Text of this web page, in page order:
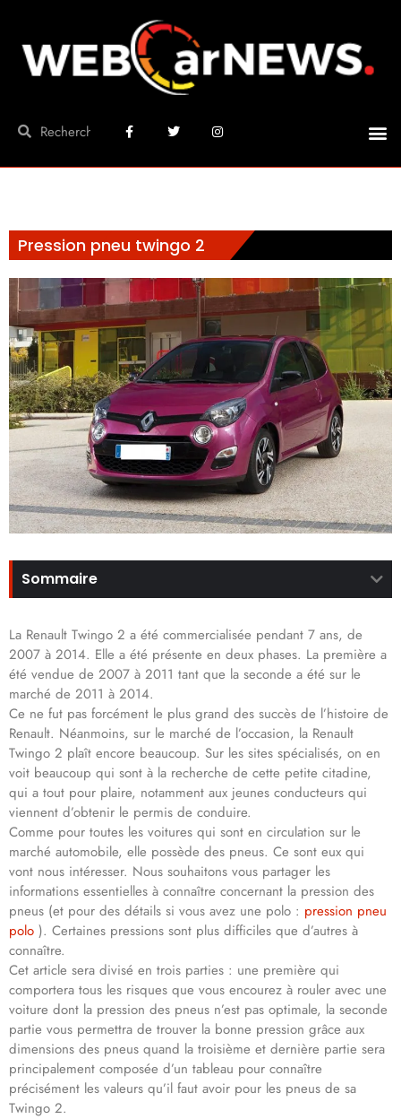
Pression pneu twingo 2
Sommaire
La Renault Twingo 2 a été commercialisée pendant 7 ans, de
2007 à 2014. Elle a été présente en deux phases. La première a
été vendue de 2007 à 2011 tant que la seconde a été sur le
marché de 2011 à 2014.
Ce ne fut pas forcément le plus grand des succès de l’histoire de
Renault. Néanmoins, sur le marché de l’occasion, la Renault
Twingo 2 plaît encore beaucoup. Sur les sites spécialisés, on en
voit beaucoup qui sont à la recherche de cette petite citadine,
qui a tout pour plaire, notamment aux jeunes conducteurs qui
viennent d’obtenir le permis de conduire.
Comme pour toutes les voitures qui sont en circulation sur le
marché automobile, elle possède des pneus. Ce sont eux qui
vont nous intéresser. Nous souhaitons vous partager les
informations essentielles à connaître concernant la pression des
pneus (et pour des détails si vous avez une polo : pression pneu
polo ). Certaines pressions sont plus difficiles que d’autres à
connaître.
Cet article sera divisé en trois parties : une première qui
comportera tous les risques que vous encourez à rouler avec une
voiture dont la pression des pneus n’est pas optimale, la seconde
partie vous permettra de trouver la bonne pression grâce aux
dimensions des pneus quand la troisième et dernière partie sera
principalement composée d’un tableau pour connaître
précisément les valeurs qu’il faut avoir pour les pneus de sa
Twingo 2.